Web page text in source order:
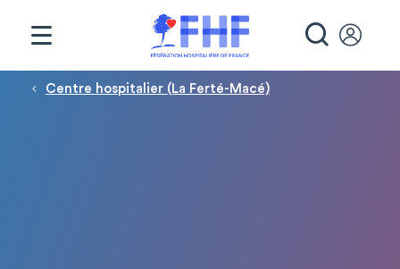
Fil d'Ariane
Centre hospitalier (La Ferté-Macé)
Panneau de gestion des cookies